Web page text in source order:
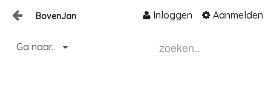
Inloggen Aanmelden
BovenJan
Home
Ga naar..